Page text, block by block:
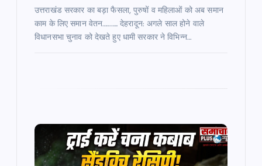
उत्तराखंड सरकार का बड़ा फैसला, पुरुषों व महिलाओं को अब समान
काम के लिए समान वेतन……….. देहरादून: अगले साल होने वाले
विधानसभा चुनाव को देखते हुए धामी सरकार ने विभिन्न…